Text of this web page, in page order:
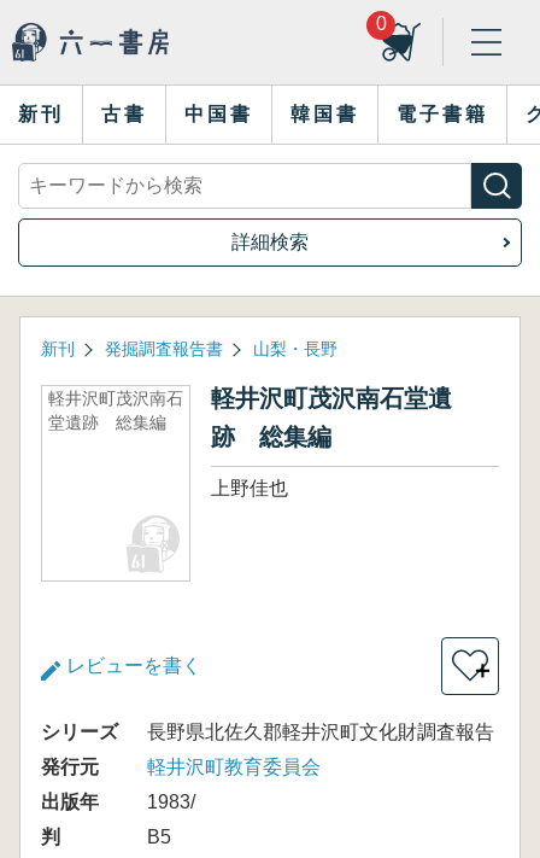
0
新刊 古書 中国書 韓国書 電子書籍
詳細検索
新刊 発掘調査報告書 山梨・長野
軽井沢町茂沢南石
堂遺跡 総集編
軽井沢町茂沢南石堂遺
跡 総集編
上野佳也
レビューを書く ＋
シリーズ
長野県北佐久郡軽井沢町文化財調査報告
発行元
軽井沢町教育委員会
出版年
1983/
判
B5